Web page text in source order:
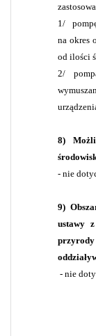
1/
na okres
od ilości
2/
8)
- nie
9)
ustawy
- nie